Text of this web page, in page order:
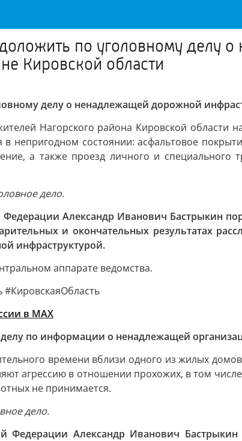
по уголовному делу
Кировской области
делу о ненадлежащей дорожной
Нагорского района Кировской области
непригодном состоянии: асфальтовое
а также проезд личного и специального
дело.
Федерации Александр Иванович Бастрыкин
и окончательных результатах
инфраструктурой.
аппарате ведомства.
в MAХ
по информации о ненадлежащей
времени вблизи одного из жилых
агрессию в отношении прохожих, в том
не принимается.
дело.
Федерации Александр Иванович